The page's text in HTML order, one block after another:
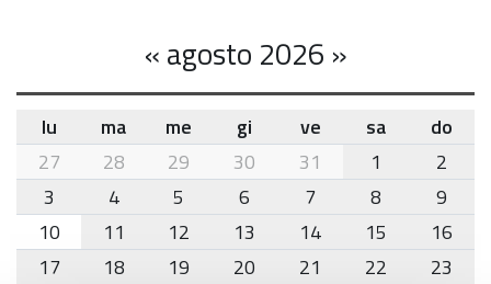
«agosto 2026 »
month-
8
lu ma me gi ve sa
do
27
28 29 30 31 1
2
3
4 5 6 7 8
9
10
11 12 13 14 15
16
17
18 19 20 21 22
23